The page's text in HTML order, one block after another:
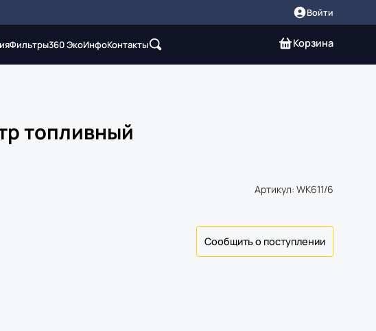
Войти
Фильтры360 ЭкоИнфоКонтакты Корзина
топливный
Артикул: WK611/6